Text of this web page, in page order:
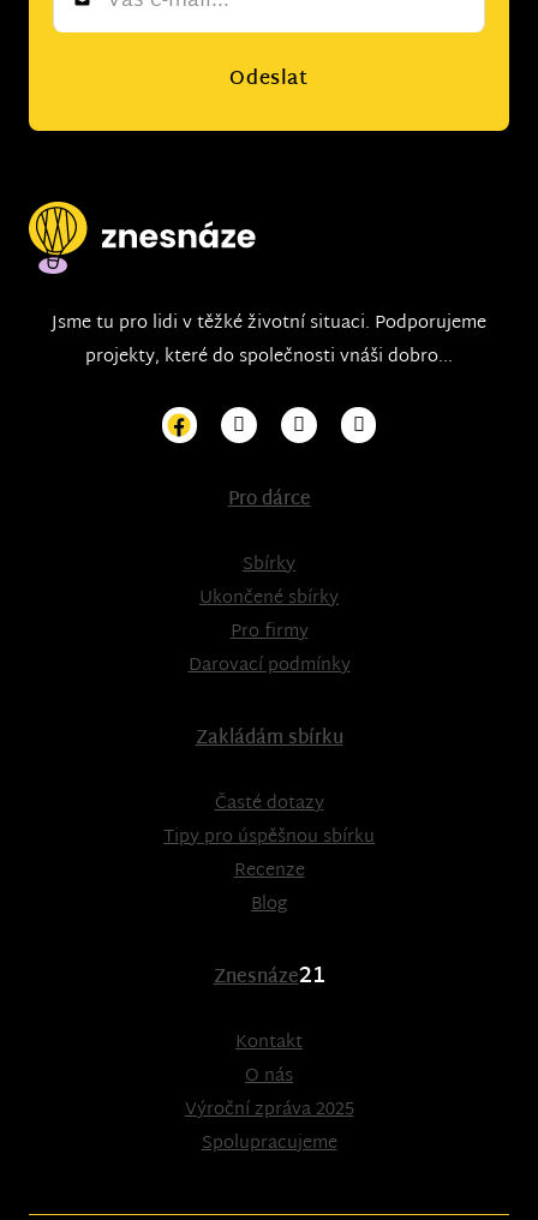
Odeslat
Jsme tu pro lidi v těžké životní situaci. Podporujeme
projekty, které do společnosti vnáši dobro...
Pro dárce
Sbírky
Ukončené sbírky
Pro firmy
Darovací podmínky
Zakládám sbírku
Časté dotazy
Tipy pro úspěšnou sbírku
Recenze
Blog
Znesnáze21
Kontakt
O nás
Výroční zpráva 2025
Spolupracujeme